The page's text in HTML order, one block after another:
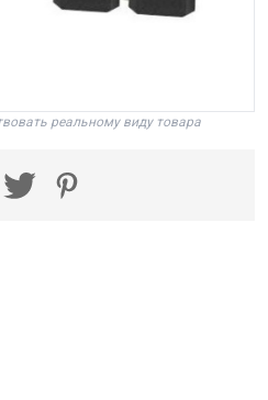
реальному виду товара